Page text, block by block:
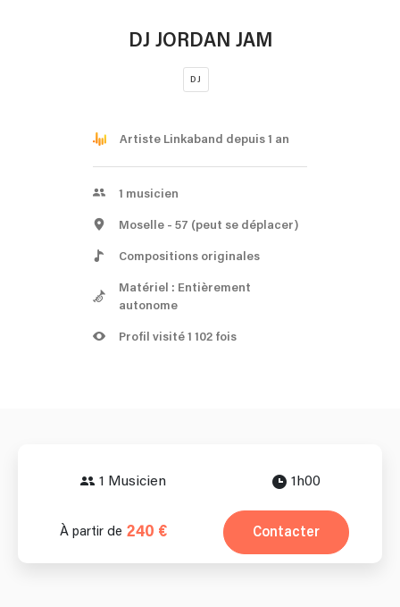
DJ JORDAN JAM
DJ
Artiste Linkaband depuis 1 an
1 musicien
Moselle - 57 (peut se déplacer)
Compositions originales
Matériel : Entièrement
autonome
Profil visité 1 102 fois
1 Musicien 1h00
À partir de 240 € Contacter